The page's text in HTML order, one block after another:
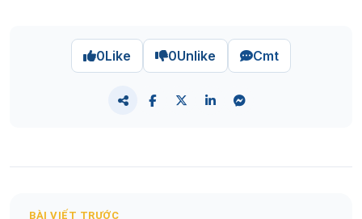
0Like 0Unlike Cmt
BÀI VIẾT TRƯỚC